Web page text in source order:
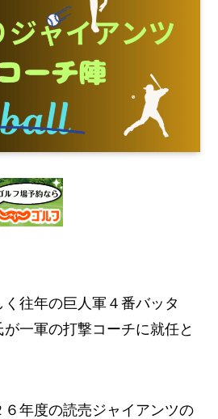
く往年の巨人軍４番バッタ
一軍の打撃コーチに就任と
６年度の読売ジャイアンツの